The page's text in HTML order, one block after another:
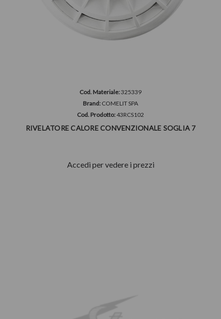
Cod. Materiale:325339
Brand: COMELIT SPA
Cod. Prodotto:43RCS102
RIVELATORE CALORE CONVENZIONALE SOGLIA 7
Accedi per vedere i prezzi